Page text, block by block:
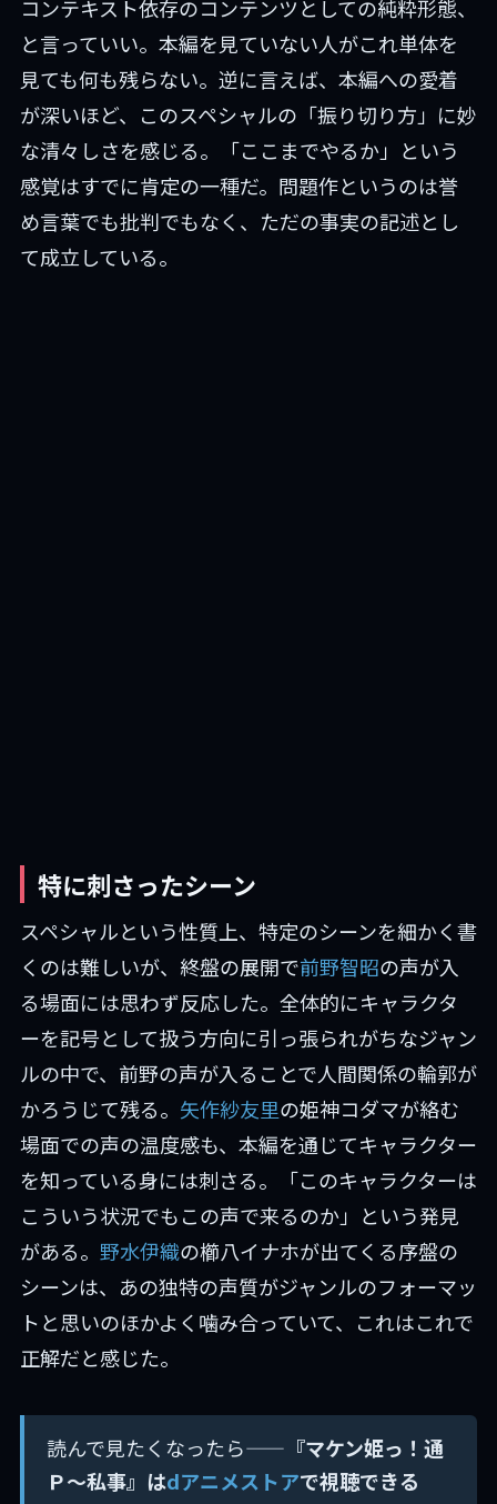
コンテキスト依存のコンテンツとしての純粋形態、
と言っていい。本編を見ていない人がこれ単体を
見ても何も残らない。逆に言えば、本編への愛着
が深いほど、このスペシャルの「振り切り方」に妙
な清々しさを感じる。「ここまでやるか」という
感覚はすでに肯定の一種だ。問題作というのは誉
め言葉でも批判でもなく、ただの事実の記述とし
て成立している。
特に刺さったシーン
スペシャルという性質上、特定のシーンを細かく書
くのは難しいが、終盤の展開で前野智昭の声が入
る場面には思わず反応した。全体的にキャラクタ
ーを記号として扱う方向に引っ張られがちなジャン
ルの中で、前野の声が入ることで人間関係の輪郭が
かろうじて残る。 矢作紗友里の姫神コダマが絡む
場面での声の温度感も、本編を通じてキャラクター
を知っている身には刺さる。「このキャラクターは
こういう状況でもこの声で来るのか」という発見
がある。 野水伊織の櫛八イナホが出てくる序盤の
シーンは、あの独特の声質がジャンルのフォーマッ
トと思いのほかよく噛み合っていて、これはこれで
正解だと感じた。
読んで見たくなったら—— 『マケン姫っ！通
Ｐ～私事』はdアニメストアで視聴できる